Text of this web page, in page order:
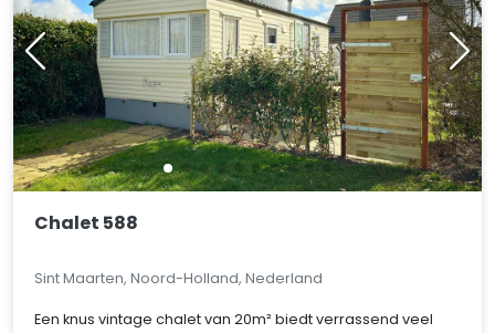
Chalet 588
Sint Maarten, Noord-Holland, Nederland
Een knus vintage chalet van 20m² biedt verrassend veel